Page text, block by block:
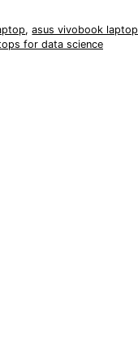
,asus vivobook laptop
for data science